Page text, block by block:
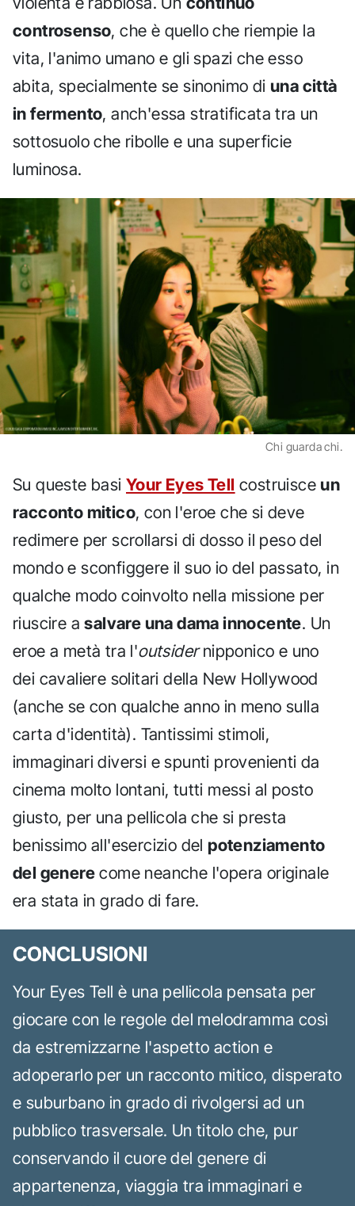
controsenso, che è quello che riempie la
vita, l'animo umano e gli spazi che esso
abita, specialmente se sinonimo di una città
in fermento, anch'essa stratificata tra un
sottosuolo che ribolle e una superficie
luminosa.
Chi guarda chi.
Su queste basi Your Eyes Tell costruisce un
racconto mitico, con l'eroe che si deve
redimere per scrollarsi di dosso il peso del
mondo e sconfiggere il suo io del passato, in
qualche modo coinvolto nella missione per
riuscire asalvare una dama innocente. Un
eroe a metà tra l'outsidernipponico e uno
dei cavaliere solitari della New Hollywood
(anche se con qualche anno in meno sulla
carta d'identità). Tantissimi stimoli,
immaginari diversi e spunti provenienti da
cinema molto lontani, tutti messi al posto
giusto, per una pellicola che si presta
benissimo all'esercizio del potenziamento
del genere come neanche l'opera originale
era stata in grado di fare.
CONCLUSIONI
Your Eyes Tell è una pellicola pensata per
giocare con le regole del melodramma così
da estremizzarne l'aspetto action e
adoperarlo per un racconto mitico, disperato
e suburbano in grado di rivolgersi ad un
pubblico trasversale. Un titolo che, pur
conservando il cuore del genere di
appartenenza, viaggia tra immaginari e